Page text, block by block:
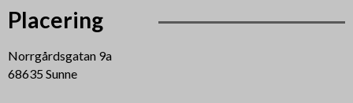
Placering
Norrgårdsgatan 9a
68635 Sunne